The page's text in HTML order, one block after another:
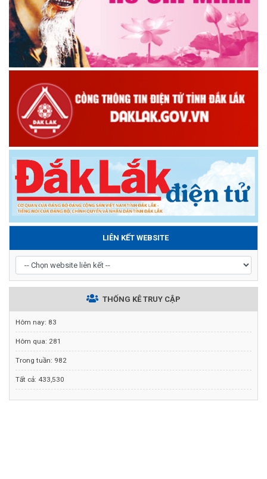
LIÊN KẾT WEBSITE
THỐNG KÊ TRUY CẬP
Hôm nay: 83
Hôm qua: 281
Trong tuần: 982
Tất cả: 433,530